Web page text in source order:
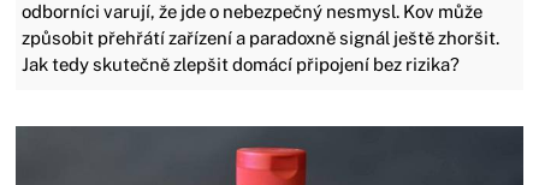
odborníci varují, že jde o nebezpečný nesmysl. Kov může
způsobit přehřátí zařízení a paradoxně signál ještě zhoršit.
Jak tedy skutečně zlepšit domácí připojení bez rizika?